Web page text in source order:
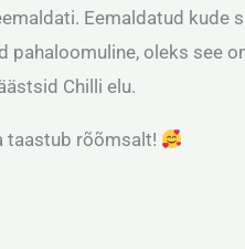
Eemaldatud
pahaloomuline, oleks see
Chilli elu.
taastub rõõmsalt!